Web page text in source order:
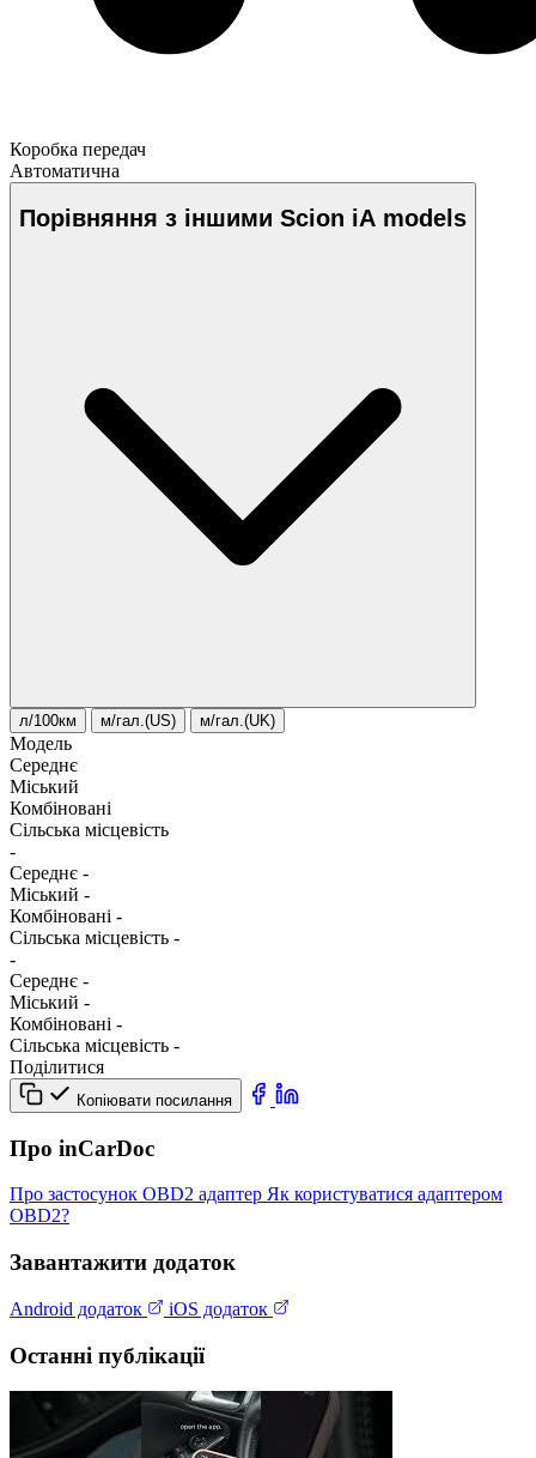
Коробка передач
Автоматична
Порівняння з іншими Scion iA models
л/100км м/гал.(US) м/гал.(UK)
Модель
Середнє
Міський
Комбіновані
Сільська місцевість
-
Середнє -
Міський -
Комбіновані -
Сільська місцевість -
-
Середнє -
Міський -
Комбіновані -
Сільська місцевість -
Поділитися
Копіювати посилання
Про inCarDoc
Про застосунок OBD2 адаптер Як користуватися адаптером
OBD2?
Завантажити додаток
Android додаток iOS додаток
Останні публікації